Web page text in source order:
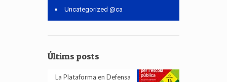
Uncategorized @ca
Últims posts
La Plataforma en Defensa